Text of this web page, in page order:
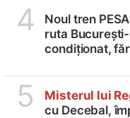
4
Noul tren
ruta
condiționat,
5 Misterul lui
cu Decebal,